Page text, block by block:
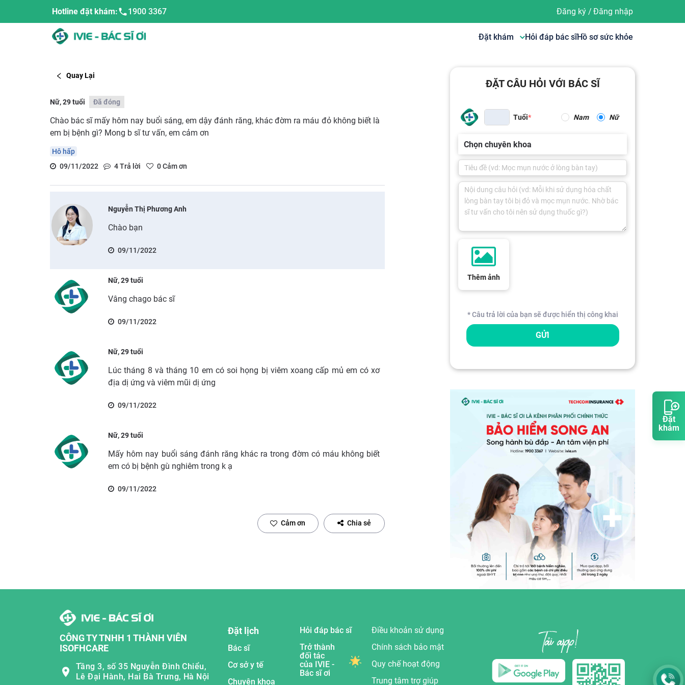
Đặt
khám
Hotline đặt khám: 1900 3367 Đăng ký/ Đăng nhập
Đặt khám Hỏi đáp bác sĩHồ sơ sức khỏe
Quay Lại
Nữ, 29 tuổi Đã đóng
Chào bác sĩ mấy hôm nay buổi sáng, em dậy đánh răng, khác đờm ra máu đỏ không biết là
em bị bệnh gì? Mong b sĩ tư vấn, em cảm ơn
Hô hấp
09/11/2022
4Trả lời 0Cảm ơn
Nguyễn Thị Phương Anh
Chào bạn
09/11/2022
Nữ, 29 tuổi
Vâng chago bác sĩ
09/11/2022
Nữ, 29 tuổi
Lúc tháng 8 và tháng 10 em có soi họng bị viêm xoang cấp mủ em có xơ
địa dị ứng và viêm mũi dị ứng
09/11/2022
Nữ, 29 tuổi
Mấy hôm nay buổi sáng đánh răng khác ra trong đờm có máu không biết
em có bị bệnh gù nghiêm trong k ạ
09/11/2022
Cảm ơn Chia sẻ
ĐẶT CÂU HỎI VỚI BÁC SĨ
Tuổi Nam Nữ
Chọn chuyên khoa
Thêm ảnh
* Câu trả lời của bạn sẽ được hiển thị công khai
GỬI
CÔNG TY TNHH 1 THÀNH VIÊN
ISOFHCARE
Tầng 3, số 35 Nguyễn Đình Chiểu,
Lê Đại Hành, Hai Bà Trưng, Hà Nội
Đặt lịch
Bác sĩ
Cơ sở y tế
Chuyên khoa
Hỏi đáp bác sĩ
Trở thành
đối tác
của IVIE -
Bác sĩ ơi
Điều khoản sử dụng
Chính sách bảo mật
Quy chế hoạt động
Trung tâm trợ giúp